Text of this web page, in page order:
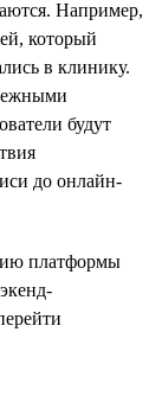
Например,
который
в клинику.
будут
до онлайн-
платформы